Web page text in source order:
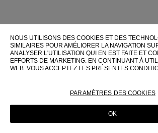
NOUS UTILISONS DES COOKIES ET DES
SIMILAIRES POUR AMÉLIORER LA NAVIGATION
ANALYSER L'UTILISATION QUI EN EST FAITE ET
EFFORTS DE MARKETING. EN CONTINUANT À
WEB, VOUS ACCEPTEZ LES PRÉSENTES
POUR PLUS D'INFORMATIONS SUR CES
POLITIQUE EN MATIÈRE DE COOKIES
PARAMÈTRES DES COOKIES
OK